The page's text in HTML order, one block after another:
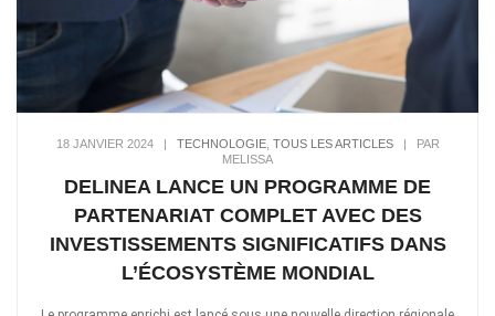
18 JANVIER 2024| TECHNOLOGIE, TOUS LES ARTICLES|
PAR
MELISSA
DELINEA LANCE UN PROGRAMME DE
PARTENARIAT COMPLET AVEC DES
INVESTISSEMENTS SIGNIFICATIFS DANS
L’ÉCOSYSTÈME MONDIAL